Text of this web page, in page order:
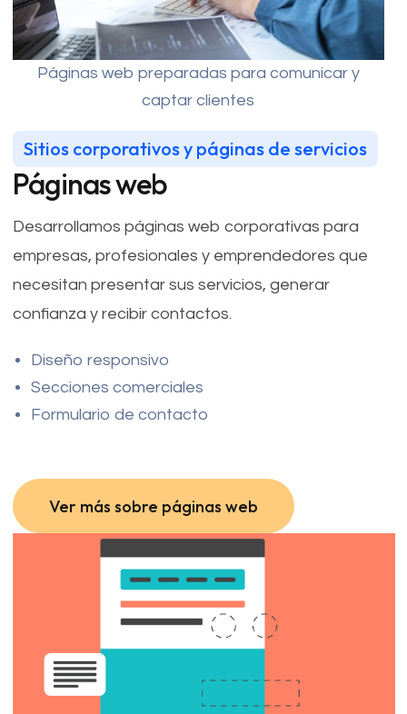
Sitios corporativos y páginas de servicios
Páginas web
Desarrollamos páginas web corporativas para
empresas, profesionales y emprendedores que
necesitan presentar sus servicios, generar
confianza y recibir contactos.
Diseño responsivo
Secciones comerciales
Formulario de contacto
Ver más sobre páginas web
Ver más sobre páginas web
Páginas web preparadas para comunicar y
captar clientes